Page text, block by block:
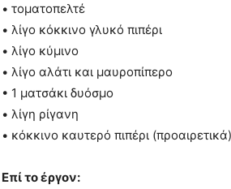
• τοματοπελτέ
• λίγο κόκκινο γλυκό πιπέρι
• λίγο κύμινο
• λίγο αλάτι και μαυροπίπερο
• 1 ματσάκι δυόσμο
• λίγη ρίγανη
• κόκκινο καυτερό πιπέρι (προαιρετικά)
Επί το έργον: